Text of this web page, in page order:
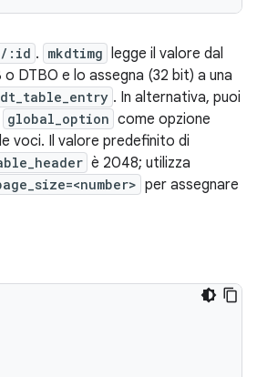
:id . mkdtimg
legge il valore dal
DTBO e lo assegna (32 bit) a una
dt_table_entry . In alternativa, puoi
global_option come opzione
voci. Il valore predefinito di
è 2048; utilizza
per assegnare